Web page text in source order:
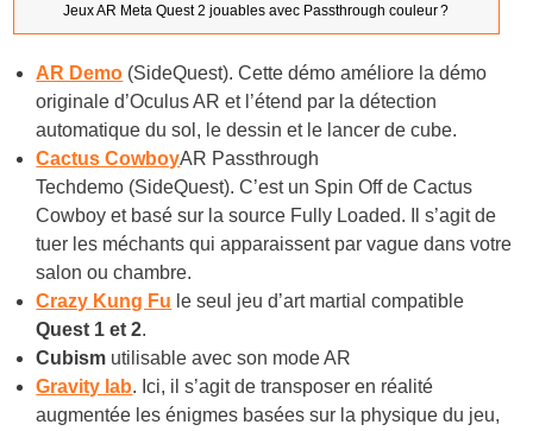
Jeux AR Meta Quest 2 jouables avec Passthrough couleur ?
AR Demo (SideQuest). Cette démo améliore la démo
originale d’Oculus AR et l’étend par la détection
automatique du sol, le dessin et le lancer de cube.
Cactus CowboyAR Passthrough
Techdemo (SideQuest). C’est un Spin Off de Cactus
Cowboy et basé sur la source Fully Loaded. Il s’agit de
tuer les méchants qui apparaissent par vague dans votre
salon ou chambre.
Crazy Kung Fu le seul jeu d’art martial compatible
Quest 1 et 2.
Cubism utilisable avec son mode AR
Gravity lab. Ici, il s’agit de transposer en réalité
augmentée les énigmes basées sur la physique du jeu,